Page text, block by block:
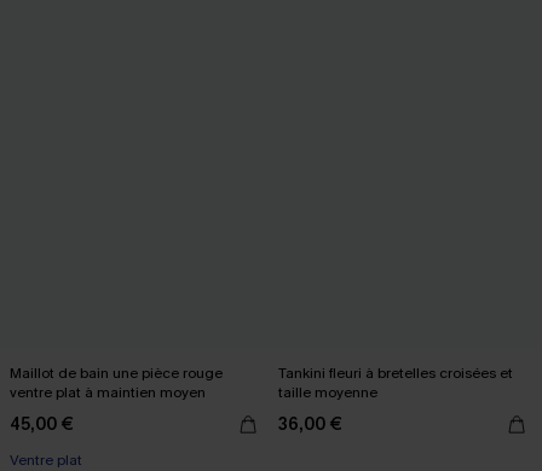
Maillot de bain une pièce rouge
ventre plat à maintien moyen
45,00 €
Ventre plat
Tankini fleuri à bretelles croisées et
taille moyenne
36,00 €